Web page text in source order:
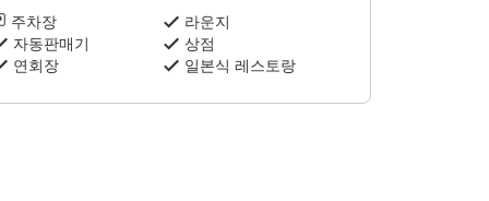
주차장
라운지
자동판매기
상점
연회장
일본식 레스토랑